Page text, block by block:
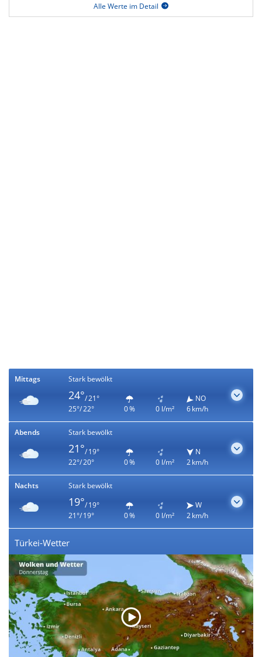
Alle Werte im Detail
Mittags Stark bewölkt
24°/ 21°
25°/ 22°
0 % 0 l/m²
NO
6 km/h
Abends Stark bewölkt
21°/ 19°
22°/ 20°
0 % 0 l/m²
N
2 km/h
Nachts Stark bewölkt
19°/ 19°
21°/ 19°
0 % 0 l/m²
W
2 km/h
Türkei-Wetter